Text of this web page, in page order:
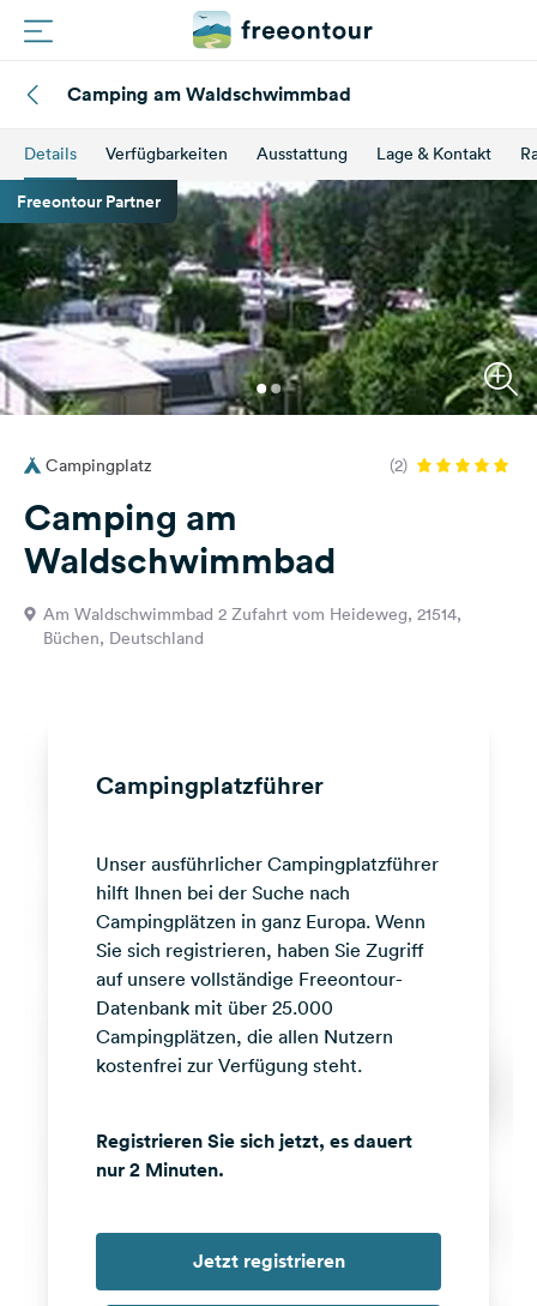
Routen
Plätze
Magazin
Partner
Registrieren
Einloggen
Fragen &
Feedback
Sprache:
Deutsch
Instagram
Camping am Waldschwimmbad
Details Verfügbarkeiten Ausstattung Lage & Kontakt
Freeontour Partner
Campingplatz (2)
Camping am
Waldschwimmbad
Am Waldschwimmbad 2 Zufahrt vom Heideweg, 21514,
Büchen, Deutschland
Campingplatzführer
Unser ausführlicher Campingplatzführer
hilft Ihnen bei der Suche nach
Campingplätzen in ganz Europa. Wenn
Sie sich registrieren, haben Sie Zugriff
auf unsere vollständige Freeontour-
Datenbank mit über 25.000
Campingplätzen, die allen Nutzern
kostenfrei zur Verfügung steht.
Registrieren Sie sich jetzt, es dauert
nur 2 Minuten.
Jetzt registrieren